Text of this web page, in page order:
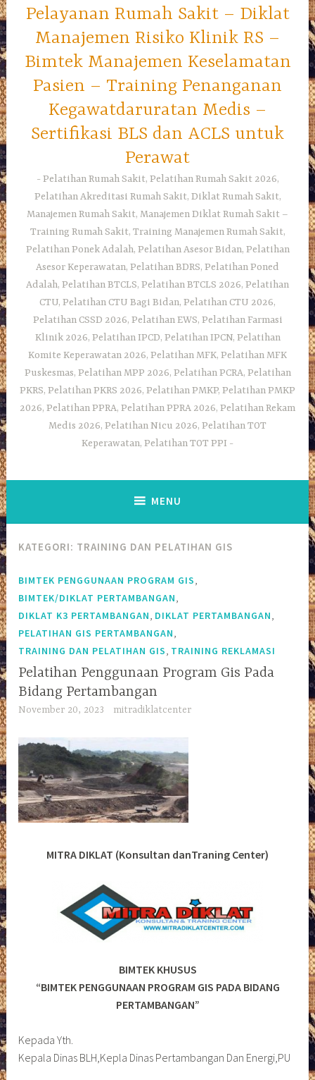
Pelayanan Rumah Sakit – Diklat
Manajemen Risiko Klinik RS –
Bimtek Manajemen Keselamatan
Pasien – Training Penanganan
Kegawatdaruratan Medis –
Sertifikasi BLS dan ACLS untuk
Perawat
Pelatihan Rumah Sakit, Pelatihan Rumah Sakit 2026,
Pelatihan Akreditasi Rumah Sakit, Diklat Rumah Sakit,
Manajemen Rumah Sakit, Manajemen Diklat Rumah Sakit –
Training Rumah Sakit, Training Manajemen Rumah Sakit,
Pelatihan Ponek Adalah, Pelatihan Asesor Bidan, Pelatihan
Asesor Keperawatan, Pelatihan BDRS, Pelatihan Poned
Adalah, Pelatihan BTCLS, Pelatihan BTCLS 2026, Pelatihan
CTU, Pelatihan CTU Bagi Bidan, Pelatihan CTU 2026,
Pelatihan CSSD 2026, Pelatihan EWS, Pelatihan Farmasi
Klinik 2026, Pelatihan IPCD, Pelatihan IPCN, Pelatihan
Komite Keperawatan 2026, Pelatihan MFK, Pelatihan MFK
Puskesmas, Pelatihan MPP 2026, Pelatihan PCRA, Pelatihan
PKRS, Pelatihan PKRS 2026, Pelatihan PMKP, Pelatihan PMKP
2026, Pelatihan PPRA, Pelatihan PPRA 2026, Pelatihan Rekam
Medis 2026, Pelatihan Nicu 2026, Pelatihan TOT
Keperawatan, Pelatihan TOT PPI
MENU
KATEGORI: TRAINING DAN PELATIHAN GIS
BIMTEK PENGGUNAAN PROGRAM GIS,
BIMTEK/DIKLAT PERTAMBANGAN,
DIKLAT K3 PERTAMBANGAN, DIKLAT PERTAMBANGAN,
PELATIHAN GIS PERTAMBANGAN,
TRAINING DAN PELATIHAN GIS, TRAINING REKLAMASI
Pelatihan Penggunaan Program Gis Pada
Bidang Pertambangan
November 20, 2023 mitradiklatcenter
MITRA DIKLAT (Konsultan danTraning Center)
BIMTEK KHUSUS
“BIMTEK PENGGUNAAN PROGRAM GIS PADA BIDANG
PERTAMBANGAN”
Kepada Yth.
Kepala Dinas BLH,Kepla Dinas Pertambangan Dan Energi,PU